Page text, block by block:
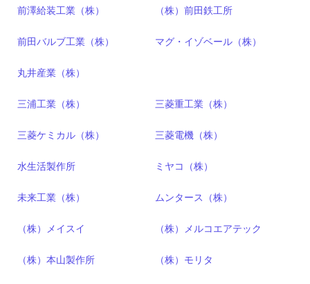
前澤給装工業（株） （株）前田鉄工所
前田バルブ工業（株） マグ・イゾベール（株）
丸井産業（株）
三浦工業（株） 三菱重工業（株）
三菱ケミカル（株） 三菱電機（株）
水生活製作所 ミヤコ（株）
未来工業（株） ムンタース（株）
（株）メイスイ （株）メルコエアテック
（株）本山製作所 （株）モリタ